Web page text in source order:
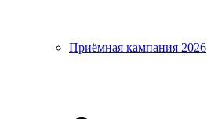
Приёмная кампания 2026